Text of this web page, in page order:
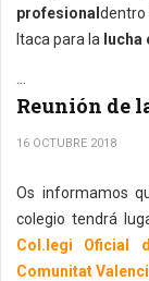
profesional dentro
Itaca para la
Reunión de
16 OCTUBRE 2018
Os informamos
colegio tendrá
Col.legi Oficial
Comunitat